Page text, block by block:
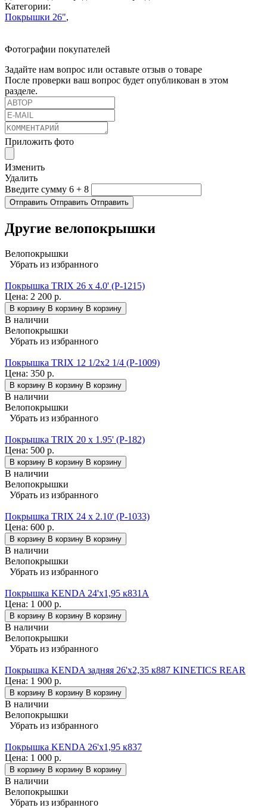
Категории:
Покрышки 26",
Фотографии покупателей
Задайте нам вопрос или оставьте отзыв о товаре
После проверки ваш вопрос будет опубликован в этом
разделе.
Приложить фото
Изменить
Удалить
Введите сумму 6 + 8
Отправить Отправить Отправить
Другие велопокрышки
Велопокрышки
Убрать из избранного
Покрышка TRIX 26 x 4.0' (P-1215)
Цена: 2 200 р.
В корзину В корзину В корзину
В наличии
Велопокрышки
Убрать из избранного
Покрышка TRIX 12 1/2x2 1/4 (P-1009)
Цена: 350 р.
В корзину В корзину В корзину
В наличии
Велопокрышки
Убрать из избранного
Покрышка TRIX 20 x 1.95' (P-182)
Цена: 500 р.
В корзину В корзину В корзину
В наличии
Велопокрышки
Убрать из избранного
Покрышка TRIX 24 x 2.10' (P-1033)
Цена: 600 р.
В корзину В корзину В корзину
В наличии
Велопокрышки
Убрать из избранного
Покрышка KENDA 24'х1,95 к831A
Цена: 1 000 р.
В корзину В корзину В корзину
В наличии
Велопокрышки
Убрать из избранного
Покрышка KENDA задняя 26'х2,35 к887 KINETICS REAR
Цена: 1 900 р.
В корзину В корзину В корзину
В наличии
Велопокрышки
Убрать из избранного
Покрышка KENDA 26'х1,95 к837
Цена: 1 000 р.
В корзину В корзину В корзину
В наличии
Велопокрышки
Убрать из избранного